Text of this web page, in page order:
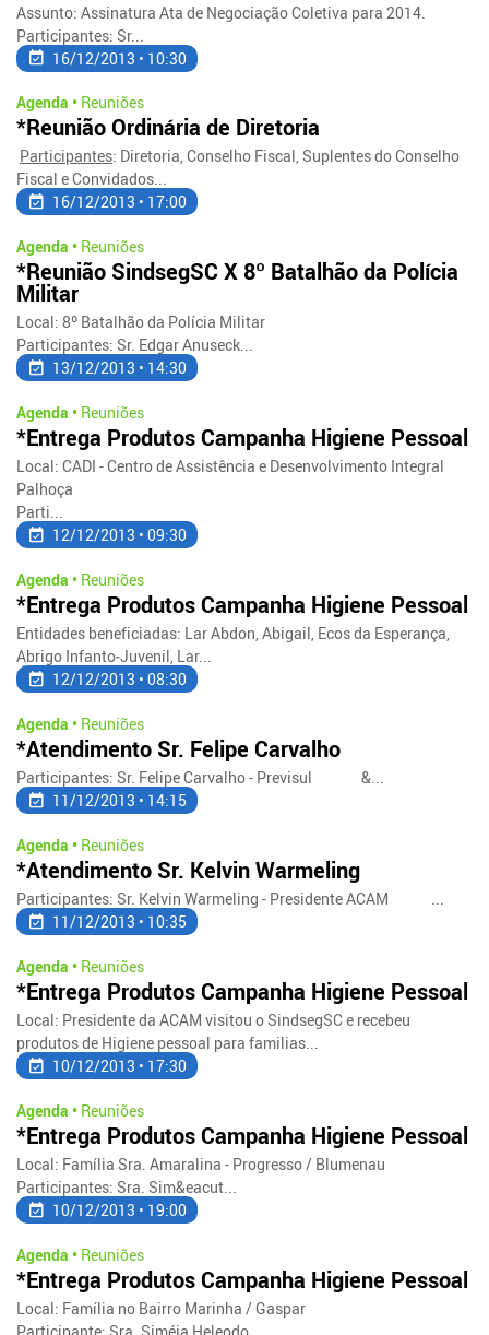
Assunto: Assinatura Ata de Negociação Coletiva para 2014.
Participantes: Sr...
16/12/2013 • 10:30
Agenda • Reuniões
*Reunião Ordinária de Diretoria
Participantes: Diretoria, Conselho Fiscal, Suplentes do Conselho
Fiscal e Convidados...
16/12/2013 • 17:00
Agenda • Reuniões
*Reunião SindsegSC X 8º Batalhão da Polícia
Militar
Local: 8º Batalhão da Polícia Militar
Participantes: Sr. Edgar Anuseck...
13/12/2013 • 14:30
Agenda • Reuniões
*Entrega Produtos Campanha Higiene Pessoal
Local: CADI - Centro de Assistência e Desenvolvimento Integral
Palhoça
Parti...
12/12/2013 • 09:30
Agenda • Reuniões
*Entrega Produtos Campanha Higiene Pessoal
Entidades beneficiadas: Lar Abdon, Abigail, Ecos da Esperança,
Abrigo Infanto-Juvenil, Lar...
12/12/2013 • 08:30
Agenda • Reuniões
*Atendimento Sr. Felipe Carvalho
Participantes: Sr. Felipe Carvalho - Previsul &...
11/12/2013 • 14:15
Agenda • Reuniões
*Atendimento Sr. Kelvin Warmeling
Participantes: Sr. Kelvin Warmeling - Presidente ACAM ...
11/12/2013 • 10:35
Agenda • Reuniões
*Entrega Produtos Campanha Higiene Pessoal
Local: Presidente da ACAM visitou o SindsegSC e recebeu
produtos de Higiene pessoal para familias...
10/12/2013 • 17:30
Agenda • Reuniões
*Entrega Produtos Campanha Higiene Pessoal
Local: Família Sra. Amaralina - Progresso / Blumenau
Participantes: Sra. Sim&eacut...
10/12/2013 • 19:00
Agenda • Reuniões
*Entrega Produtos Campanha Higiene Pessoal
Local: Família no Bairro Marinha / Gaspar